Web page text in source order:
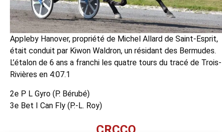
Appleby Hanover, propriété de Michel Allard de Saint-Esprit,
était conduit par Kiwon Waldron, un résidant des Bermudes.
L’étalon de 6 ans a franchi les quatre tours du tracé de Trois-
Rivières en 4:07.1
2e P L Gyro (P. Bérubé)
3e Bet I Can Fly (P.-L. Roy)